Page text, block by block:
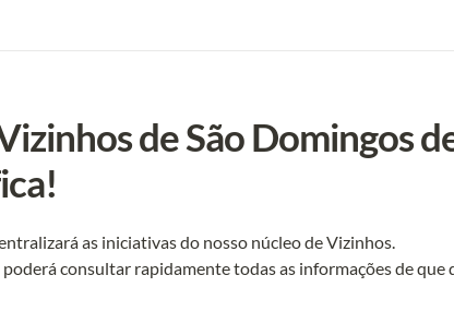
de São Domingos
as iniciativas do nosso núcleo de Vizinhos.
consultar rapidamente todas as informações de que